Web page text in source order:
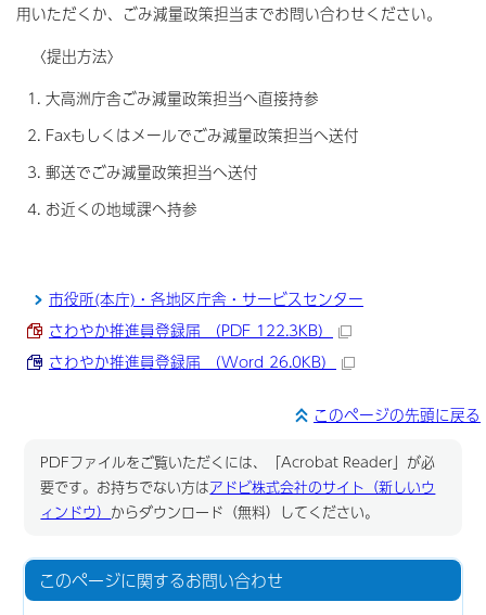
用いただくか、ごみ減量政策担当までお問い合わせください。
〈提出方法〉
大高洲庁舎ごみ減量政策担当へ直接持参
Faxもしくはメールでごみ減量政策担当へ送付
郵送でごみ減量政策担当へ送付
お近くの地域課へ持参
市役所(本庁)・各地区庁舎・サービスセンター
さわやか推進員登録届 （PDF 122.3KB）
さわやか推進員登録届 （Word 26.0KB）
このページの先頭に戻る
PDFファイルをご覧いただくには、「Acrobat Reader」が必
要です。お持ちでない方はアドビ株式会社のサイト（新しいウ
ィンドウ） からダウンロード（無料）してください。
このページに関するお問い合わせ